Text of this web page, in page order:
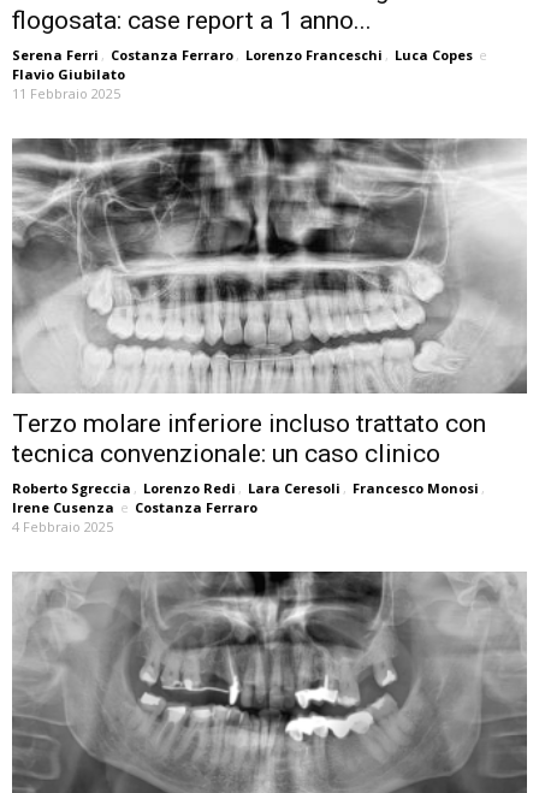
flogosata: case report a 1 anno...
Serena Ferri , Costanza Ferraro , Lorenzo Franceschi , Luca Copes e
Flavio Giubilato
11 Febbraio 2025
Terzo molare inferiore incluso trattato con
tecnica convenzionale: un caso clinico
Roberto Sgreccia , Lorenzo Redi , Lara Ceresoli , Francesco Monosi ,
Irene Cusenza e Costanza Ferraro
4 Febbraio 2025